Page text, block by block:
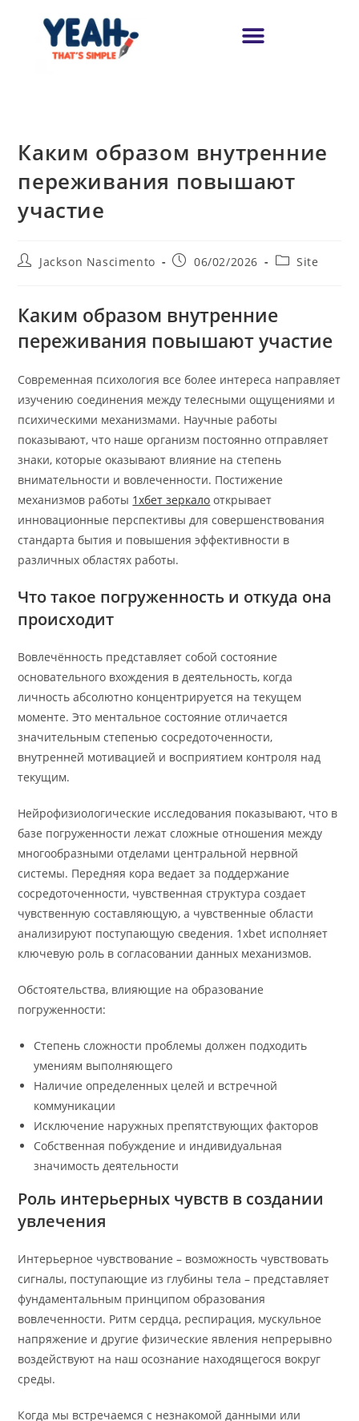
Каким образом внутренние
переживания повышают
участие
Jackson Nascimento 06/02/2026 Site
Каким образом внутренние
переживания повышают участие
Современная психология все более интереса направляет
изучению соединения между телесными ощущениями и
психическими механизмами. Научные работы
показывают, что наше организм постоянно отправляет
знаки, которые оказывают влияние на степень
внимательности и вовлеченности. Постижение
механизмов работы 1хбет зеркало открывает
инновационные перспективы для совершенствования
стандарта бытия и повышения эффективности в
различных областях работы.
Что такое погруженность и откуда она
происходит
Вовлечённость представляет собой состояние
основательного вхождения в деятельность, когда
личность абсолютно концентрируется на текущем
моменте. Это ментальное состояние отличается
значительным степенью сосредоточенности,
внутренней мотивацией и восприятием контроля над
текущим.
Нейрофизиологические исследования показывают, что в
базе погруженности лежат сложные отношения между
многообразными отделами центральной нервной
системы. Передняя кора ведает за поддержание
сосредоточенности, чувственная структура создает
чувственную составляющую, а чувственные области
анализируют поступающую сведения. 1xbet исполняет
ключевую роль в согласовании данных механизмов.
Обстоятельства, влияющие на образование
погруженности:
Степень сложности проблемы должен подходить
умениям выполняющего
Наличие определенных целей и встречной
коммуникации
Исключение наружных препятствующих факторов
Собственная побуждение и индивидуальная
значимость деятельности
Роль интерьерных чувств в создании
увлечения
Интерьерное чувствование – возможность чувствовать
сигналы, поступающие из глубины тела – представляет
фундаментальным принципом образования
вовлеченности. Ритм сердца, респирация, мускульное
напряжение и другие физические явления непрерывно
воздействуют на наш осознание находящегося вокруг
среды.
Когда мы встречаемся с незнакомой данными или